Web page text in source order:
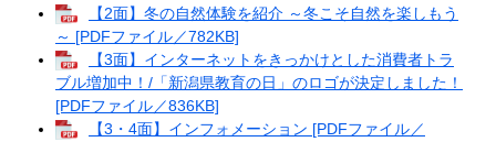
【2面】冬の自然体験を紹介 ～冬こそ自然を楽しもう
～ [PDFファイル／782KB]
【3面】インターネットをきっかけとした消費者トラ
ブル増加中！/「新潟県教育の日」のロゴが決定しました！
[PDFファイル／836KB]
【3・4面】インフォメーション [PDFファイル／